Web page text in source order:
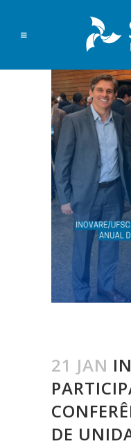
21 JAN
DE